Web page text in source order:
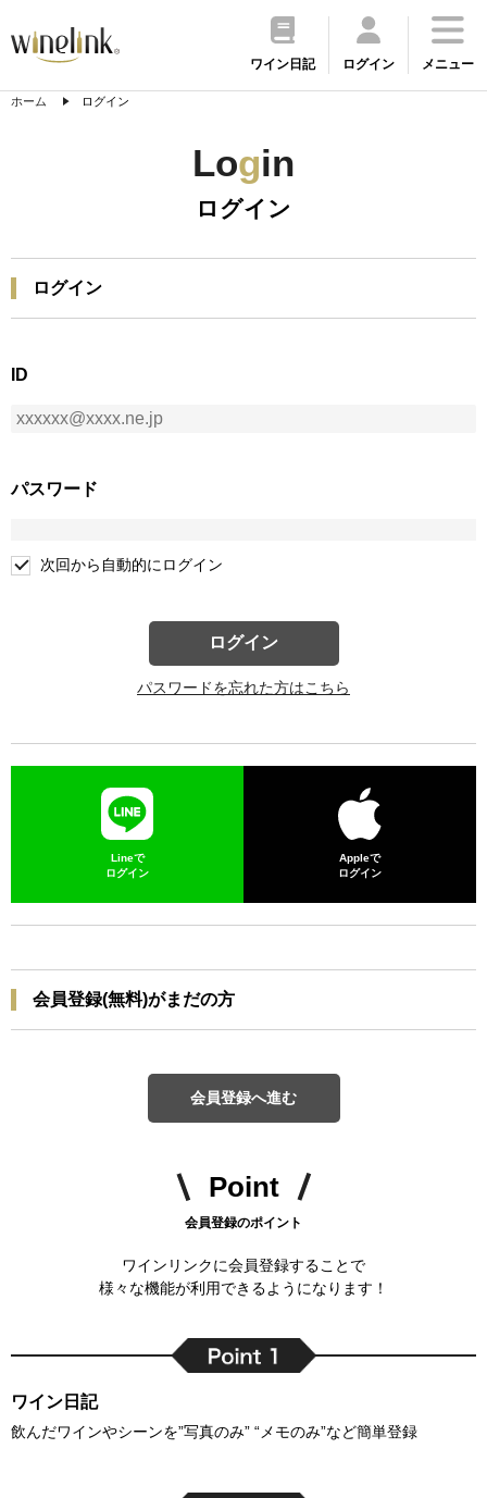
ワイン日記 ログイン メニュー
ホーム ログイン
Login
ログイン
ログイン
ID
パスワード
次回から自動的にログイン
ログイン
パスワードを忘れた方はこちら
Lineで
ログイン
Appleで
ログイン
会員登録(無料)がまだの方
会員登録へ進む
Point
会員登録のポイント
ワインリンクに会員登録することで
様々な機能が利用できるようになります！
ワイン日記
飲んだワインやシーンを”写真のみ” “メモのみ”など簡単登録